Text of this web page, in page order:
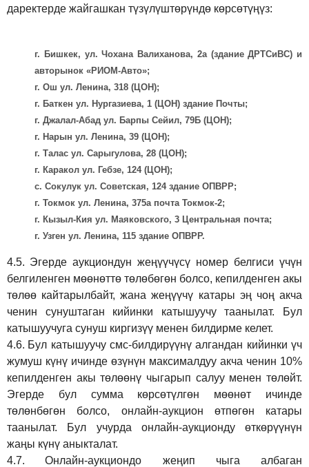
даректерде жайгашкан түзүлүштөрүндө көрсөтүңүз:
г. Бишкек, ул. Чохана Валиханова, 2а (здание ДРТСиВС) и
авторынок «РИОМ-Авто»;
г. Ош ул. Ленина, 318 (ЦОН);
г. Баткен ул. Нургазиева, 1 (ЦОН) здание Почты;
г. Джалал-Абад ул. Барпы Сейил, 79Б (ЦОН);
г. Нарын ул. Ленина, 39 (ЦОН);
г. Талас ул. Сарыгулова, 28 (ЦОН);
г. Каракол ул. Гебзе, 124 (ЦОН);
с. Сокулук ул. Советская, 124 здание ОПВРР;
г. Токмок ул. Ленина, 375а почта Токмок-2;
г. Кызыл-Кия ул. Маяковского, 3 Центральная почта;
г. Узген ул. Ленина, 115 здание ОПВРР.
4.5. Эгерде аукциондун жеңүүчүсү номер белгиси үчүн
белгиленген мөөнөттө төлөбөгөн болсо, кепилденген акы
төлөө кайтарылбайт, жана жеңүүчү катары эң чоң акча
ченин сунуштаган кийинки катышуучу таанылат. Бул
катышуучуга сунуш киргизүү менен билдирме келет.
4.6. Бул катышуучу смс-билдирүүнү алгандан кийинки үч
жумуш күнү ичинде өзүнүн максималдуу акча ченин 10%
кепилденген акы төлөөнү чыгарып салуу менен төлөйт.
Эгерде бул сумма көрсөтүлгөн мөөнөт ичинде
төлөнбөгөн болсо, онлайн-аукцион өтпөгөн катары
таанылат. Бул учурда онлайн-аукционду өткөрүүнүн
жаңы күнү аныкталат.
4.7.
Онлайн-аукциондо жеңип чыга албаган